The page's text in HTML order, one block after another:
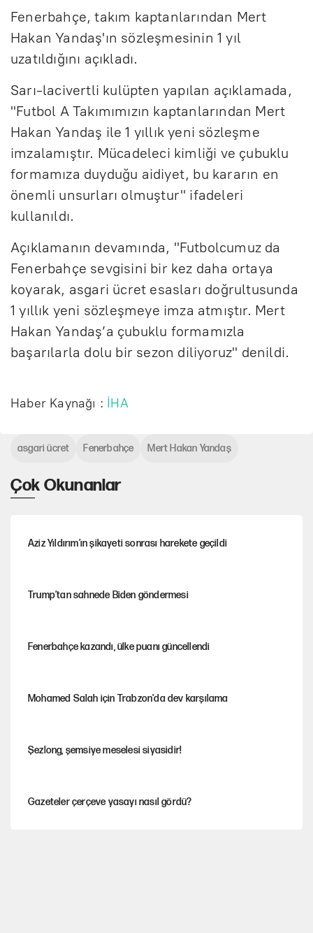
Fenerbahçe, takım kaptanlarından Mert
Hakan Yandaş'ın sözleşmesinin 1 yıl
uzatıldığını açıkladı.
Sarı-lacivertli kulüpten yapılan açıklamada,
"Futbol A Takımımızın kaptanlarından Mert
Hakan Yandaş ile 1 yıllık yeni sözleşme
imzalamıştır. Mücadeleci kimliği ve çubuklu
formamıza duyduğu aidiyet, bu kararın en
önemli unsurları olmuştur" ifadeleri
kullanıldı.
Açıklamanın devamında, "Futbolcumuz da
Fenerbahçe sevgisini bir kez daha ortaya
koyarak, asgari ücret esasları doğrultusunda
1 yıllık yeni sözleşmeye imza atmıştır. Mert
Hakan Yandaş’a çubuklu formamızla
başarılarla dolu bir sezon diliyoruz" denildi.
Haber Kaynağı : İHA
Çok Okunanlar
Aziz Yıldırım’ın şikayeti sonrası harekete geçildi
Trump’tan sahnede Biden göndermesi
Fenerbahçe kazandı, ülke puanı güncellendi
Mohamed Salah için Trabzon'da dev karşılama
Şezlong, şemsiye meselesi siyasidir!
Gazeteler çerçeve yasayı nasıl gördü?
asgari ücret Fenerbahçe Mert Hakan Yandaş